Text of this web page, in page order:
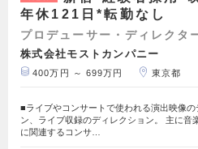
年休121日*転勤なし
プロデューサー・ディレクタ
株式会社モストカンパニー
400万円 ～ 699万円 東京都
■ライブやコンサートで使われる演出映像の
ン、ライブ収録のディレクション。 主に音
に関連するコンサ…